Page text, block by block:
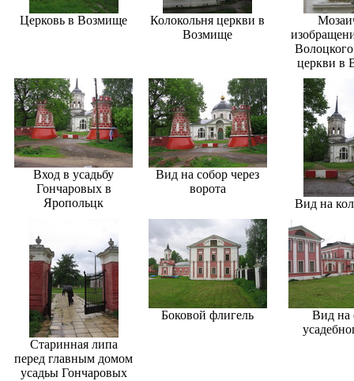
Церковь в Возмище
Колокольня церкви в
Возмище
церкви в
Вход в усадьбу
Гончаровых в
Яропольцк
Вид на собор через
ворота
Вид на
Старинная липа
перед главным домом
усадьы Гончаровых
Боковой флигель
Вид на